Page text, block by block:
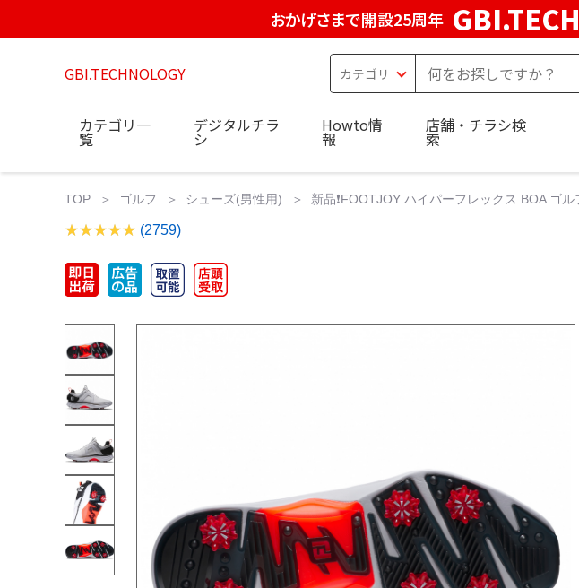
おかげさまで開設25周年
GBI.TECHNOLOGY
カテゴリ一
覧
デジタルチラ
シ
Howto情
報
店舗・チラシ検
索
TOP ゴルフ シューズ(男性用) 新品❗️FOOTJOY ハイパーフレックス BOA ゴ
(2759)